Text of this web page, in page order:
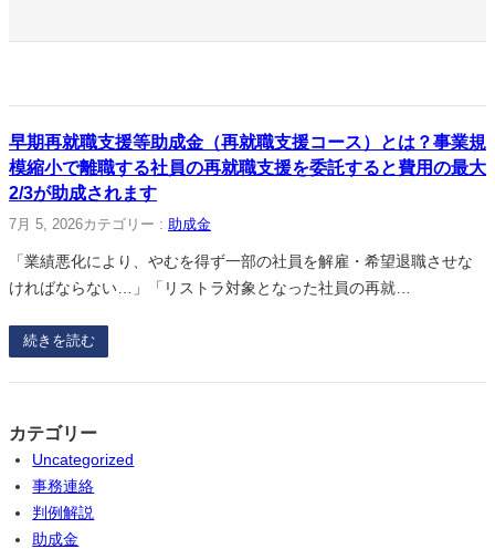
早期再就職支援等助成金（再就職支援コース）とは？事業規
模縮小で離職する社員の再就職支援を委託すると費用の最大
2/3が助成されます
7月 5, 2026カテゴリー : 助成金
「業績悪化により、やむを得ず一部の社員を解雇・希望退職させな
ければならない…」「リストラ対象となった社員の再就…
続きを読む
カテゴリー
Uncategorized
事務連絡
判例解説
助成金